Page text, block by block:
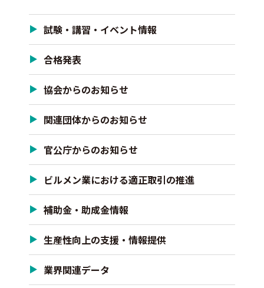
試験・講習・イベント情報
合格発表
協会からのお知らせ
関連団体からのお知らせ
官公庁からのお知らせ
ビルメン業における適正取引の推進
補助金・助成金情報
生産性向上の支援・情報提供
業界関連データ